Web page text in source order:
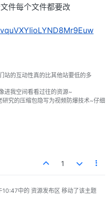
件每个文件都要改
站的互动性真的比其他站要低的多
进我空间看看过往的资源~
究的压缩包隐写为视频防爆技术~仔细
1
10:47中的 资源发布区 移动了该主题